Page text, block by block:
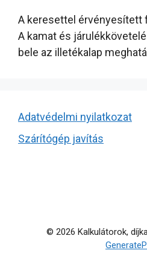
A keresettel érvényesített
A kamat és
bele az illetékalap
Adatvédelmi nyilatkozat
Szárítógép javítás
© 2026 Kalkulátorok,